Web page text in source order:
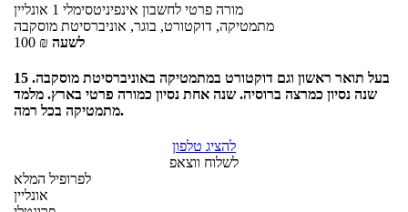
מורה פרטי לחשבון אינפיניטסימלי 1
אונליין
מתמטיקה, דוקטורט, בוגר, אוניברסיטת מוסקבה
100 ₪ לשעה
בעל תואר ראשון וגם דוקטורט במתמטיקה באוניברסיטת מוסקבה. 15
שנה נסיון כמרצה ברוסיה. שנה אחת נסיון כמורה פרטי בארץ. מלמד
מתמטיקה בכל רמה.
להציג טלפון
לשלוח ווצאפ
לפרופיל המלא
אונליין